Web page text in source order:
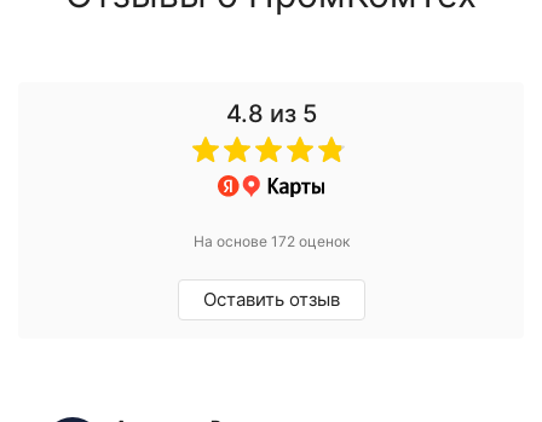
4.8 из 5
На основе 172 оценок
Оставить отзыв